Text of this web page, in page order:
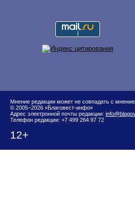
Мнение редакции может не совпадать с
© 2005–2026 «Благовест-инфо»
Адрес электронной почты редакции:
Телефон редакции: +7 499 264 97 72
12+